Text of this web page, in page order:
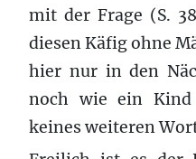
mit der Frage (S.
diesen Käfig ohne
hier nur in den
noch wie ein Kind
keines weiteren